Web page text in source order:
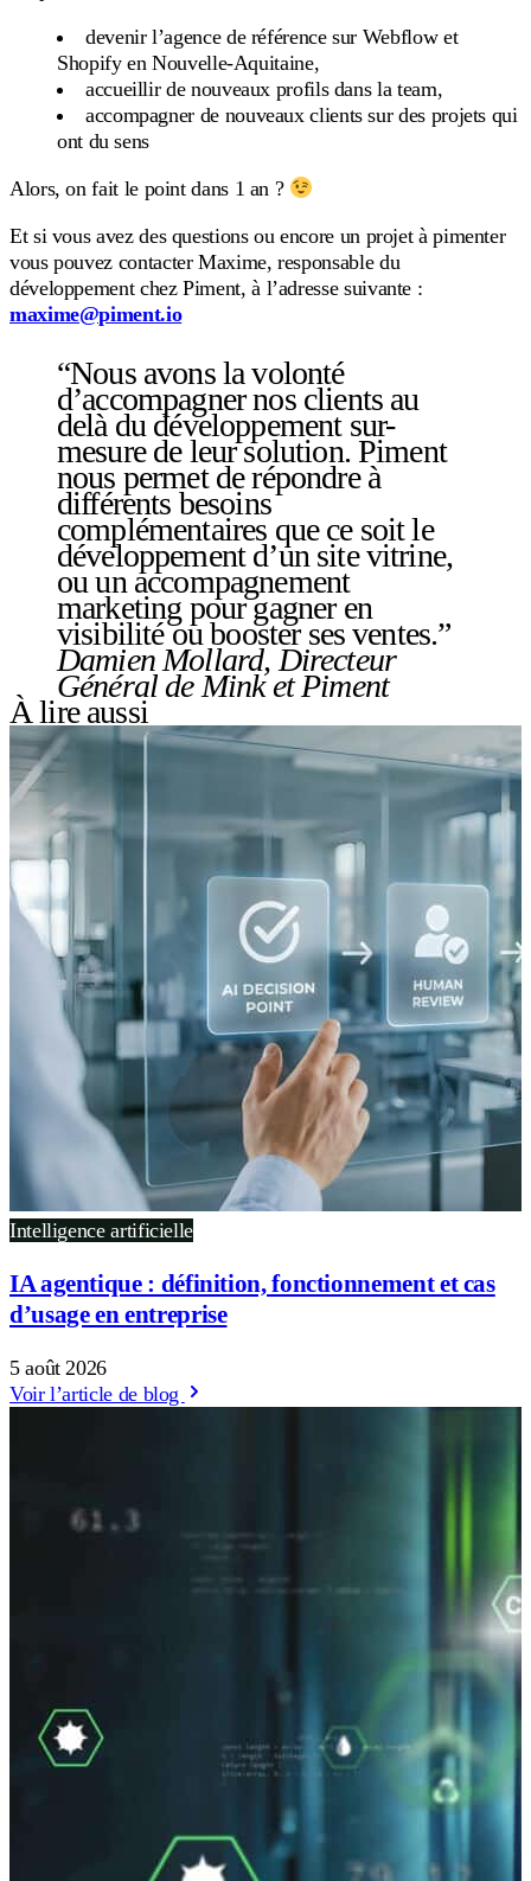
devenir l’agence de référence sur Webflow et
Shopify en Nouvelle-Aquitaine,
accueillir de nouveaux profils dans la team,
accompagner de nouveaux clients sur des projets qui
ont du sens
Alors, on fait le point dans 1 an ?
Et si vous avez des questions ou encore un projet à pimenter
vous pouvez contacter Maxime, responsable du
développement chez Piment, à l’adresse suivante :
maxime@piment.io
“Nous avons la volonté
d’accompagner nos clients au
delà du développement sur-
mesure de leur solution. Piment
nous permet de répondre à
différents besoins
complémentaires que ce soit le
développement d’un site vitrine,
ou un accompagnement
marketing pour gagner en
visibilité ou booster ses ventes.”
Damien Mollard, Directeur
Général de Mink et Piment
À lire aussi
Intelligence artificielle
IA agentique : définition, fonctionnement et cas
d’usage en entreprise
5 août 2026
Voir l’article de blog